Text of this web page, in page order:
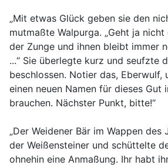
„Mit etwas Glück geben sie den
mutmaßte Walpurga. „Geht ja
der Zunge und ihnen bleibt immer
...“ Sie überlegte kurz und seufzte
beschlossen. Notier das, Eberwulf,
einen neuen Namen für dieses Gut
brauchen. Nächster Punkt, bitte!“
„Der Weidener Bär im Wappen des
der Weißensteiner und schüttelte
ohnehin eine Anmaßung. Ihr habt